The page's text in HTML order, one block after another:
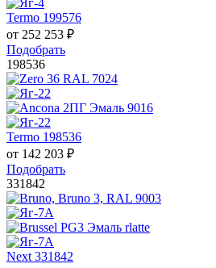
Termo 199576
от 252 253 ₽
Подобрать
198536
Termo 198536
от 142 203 ₽
Подобрать
331842
Next 331842